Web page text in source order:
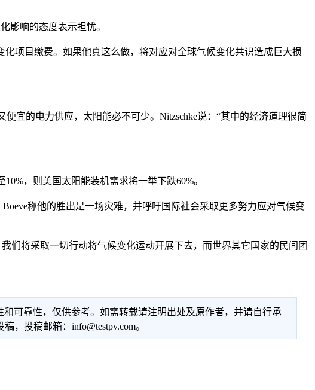
影响的态度表示担忧。
项目缴费。如果他真这么做，将对应对全球气候变化共识造成巨大损
宜的电力供应，太阳能必不可少。Nitzschke说：“其中的经济道理很简
，则美国太阳能装机需求将一举下跌60%。
称他的胜出是一场灾难，并呼吁国际社会采取更多努力应对气候变
将采取一切行动将气候变化运动开展下去，而世界其它国家的民间团
可靠性，仅供参考。如需转载请注明出处及原作者，并请自行承
投稿邮箱：info@testpv.com。